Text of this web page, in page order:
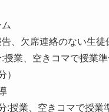
、欠席連絡のない生
業、空きコマで授業
:授業、空きコマで授業